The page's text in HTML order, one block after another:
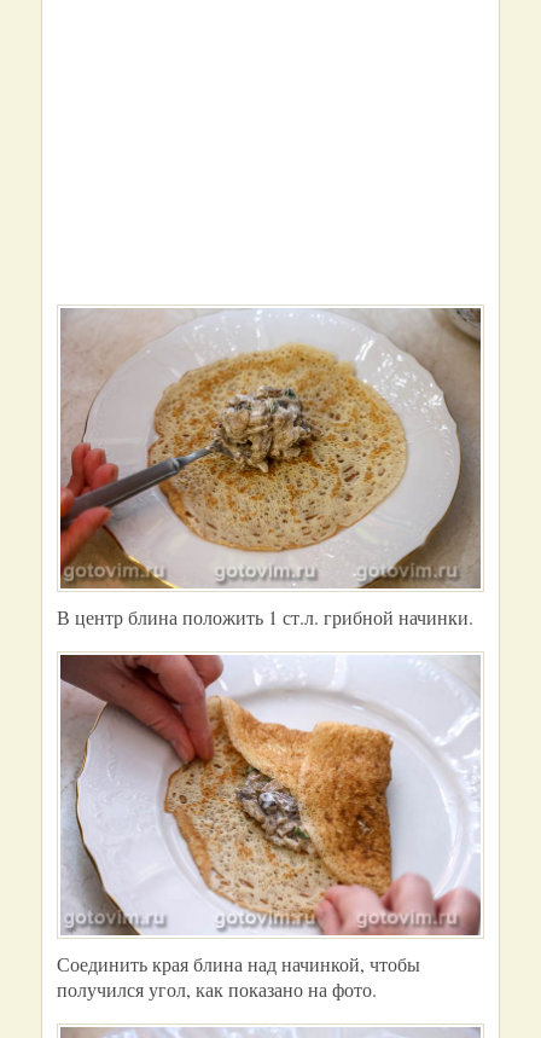
В центр блина положить 1 ст.л. грибной начинки.
Соединить края блина над начинкой, чтобы
получился угол, как показано на фото.